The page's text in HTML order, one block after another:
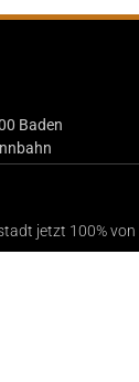
Baden
jetzt 100% von